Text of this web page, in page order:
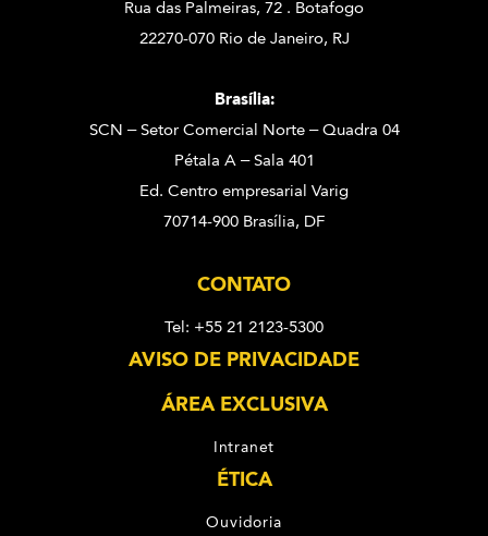
Rua das Palmeiras, 72 . Botafogo
22270-070 Rio de Janeiro, RJ
Brasília:
SCN – Setor Comercial Norte – Quadra 04
Pétala A – Sala 401
Ed. Centro empresarial Varig
70714-900 Brasília, DF
CONTATO
Tel: +55 21 2123-5300
AVISO DE PRIVACIDADE
ÁREA EXCLUSIVA
Intranet
ÉTICA
Ouvidoria